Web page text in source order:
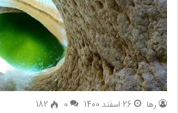
رها 26 اسفند 1400 0
182